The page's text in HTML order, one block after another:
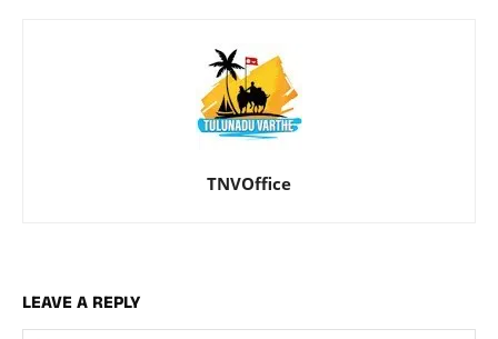
TNVOffice
LEAVE A REPLY